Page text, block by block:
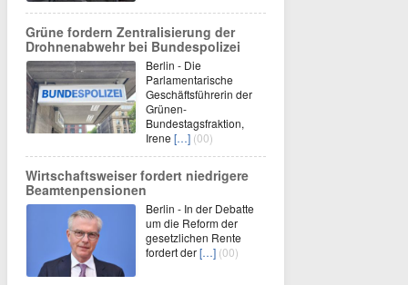
Grüne fordern Zentralisierung der
Drohnenabwehr bei Bundespolizei
Berlin - Die
Parlamentarische
Geschäftsführerin der
Grünen-
Bundestagsfraktion,
Irene […] (00)
Wirtschaftsweiser fordert niedrigere
Beamtenpensionen
Berlin - In der Debatte
um die Reform der
gesetzlichen Rente
fordert der[…] (00)